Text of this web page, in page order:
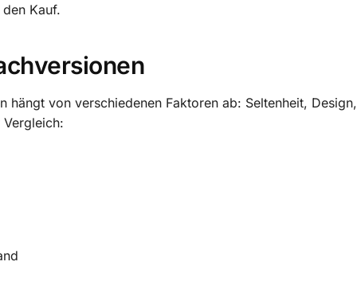
Kauf.
hängt von verschiedenen Faktoren ab: Seltenheit, Design,